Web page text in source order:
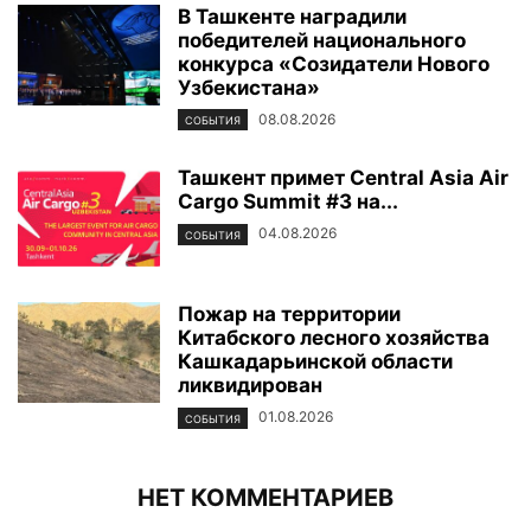
В Ташкенте наградили
победителей национального
конкурса «Созидатели Нового
Узбекистана»
СОБЫТИЯ 08.08.2026
Ташкент примет Central Asia Air
Cargo Summit #3 на...
СОБЫТИЯ 04.08.2026
Пожар на территории
Китабского лесного хозяйства
Кашкадарьинской области
ликвидирован
СОБЫТИЯ 01.08.2026
НЕТ КОММЕНТАРИЕВ